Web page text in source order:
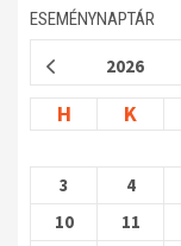
ESEMÉNYNAPTÁR
2026
H K
3
4
10
11